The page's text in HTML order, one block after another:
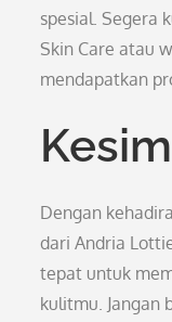
spesial. Segera
Skin Care atau
mendapatkan
Dengan
dari Andria
tepat untuk
kulitmu. Jangan